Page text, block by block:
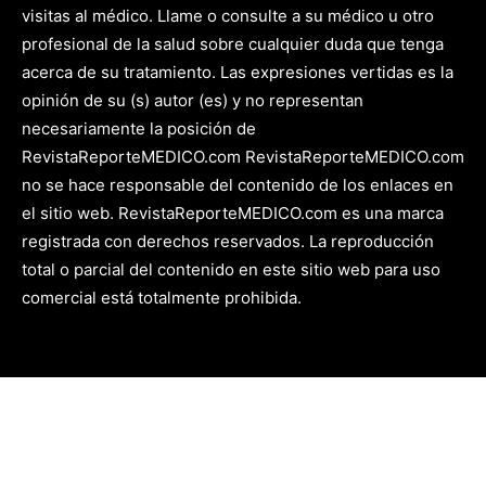
visitas al médico. Llame o consulte a su médico u otro
profesional de la salud sobre cualquier duda que tenga
acerca de su tratamiento. Las expresiones vertidas es la
opinión de su (s) autor (es) y no representan
necesariamente la posición de
RevistaReporteMEDICO.com RevistaReporteMEDICO.com
no se hace responsable del contenido de los enlaces en
el sitio web. RevistaReporteMEDICO.com es una marca
registrada con derechos reservados. La reproducción
total o parcial del contenido en este sitio web para uso
comercial está totalmente prohibida.